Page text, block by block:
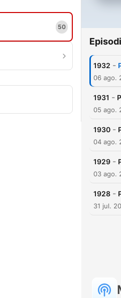
50
1932 -
06 ago.
1931 -
05 ago.
1930 -
04 ago.
1929 -
03 ago.
1928 -
31 jul.